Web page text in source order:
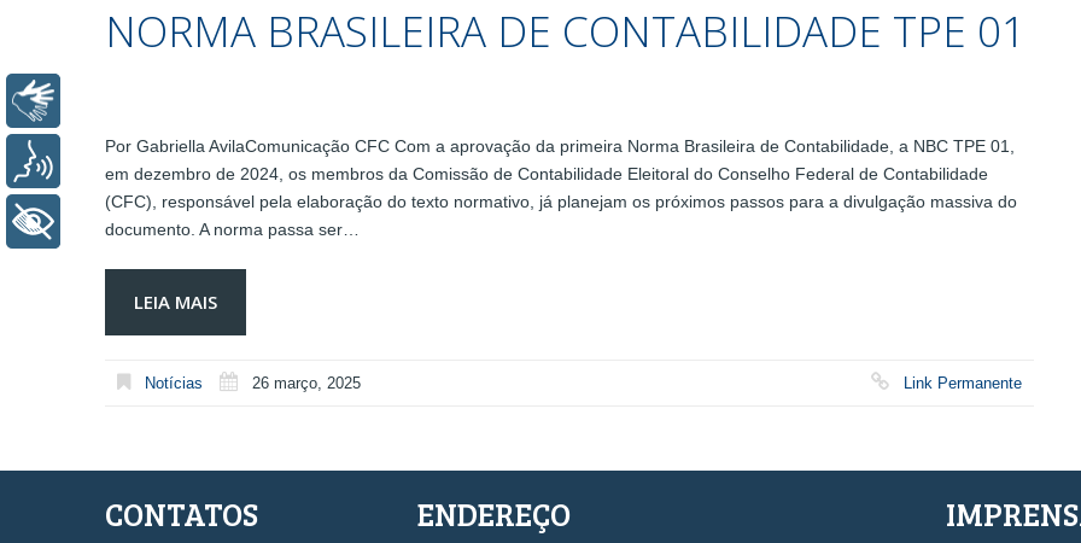
NORMA BRASILEIRA DE CONTABILIDADE TPE 01
Por Gabriella AvilaComunicação CFC Com a aprovação da primeira Norma Brasileira de Contabilidade, a NBC TPE 01,
em dezembro de 2024, os membros da Comissão de Contabilidade Eleitoral do Conselho Federal de Contabilidade
(CFC), responsável pela elaboração do texto normativo, já planejam os próximos passos para a divulgação massiva do
documento. A norma passa ser…
LEIA MAIS
Notícias 26 março, 2025 Link Permanente
CONTATOS ENDEREÇO
+ Acessibilidade